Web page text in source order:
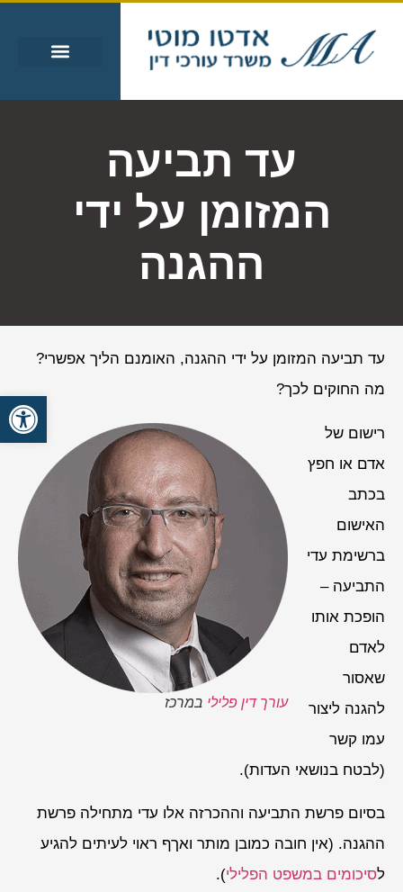
עד תביעה
המזומן על ידי
ההגנה
עד תביעה המזומן על ידי ההגנה, האומנם הליך אפשרי?
מה החוקים לכך?
עורך דין פלילי במרכז
רישום של
אדם או חפץ
בכתב
האישום
ברשימת עדי
התביעה –
הופכת אותו
לאדם
שאסור
להגנה ליצור
עמו קשר
(לבטח בנושאי העדות).
בסיום פרשת התביעה וההכרזה אלו עדי מתחילה פרשת
ההגנה. (אין חובה כמובן מותר ואךף ראוי לעיתים להגיע
לסיכומים במשפט הפלילי).
פתח